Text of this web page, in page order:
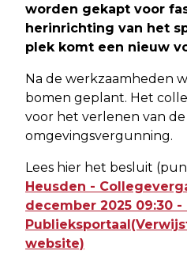
worden gekapt voor
herinrichting van het
plek komt een nieuw
Na de werkzaamheden
bomen geplant. Het
voor het verlenen van de
omgevingsvergunning.
Lees hier het besluit
Heusden -
december 2025 09:30 -
website)